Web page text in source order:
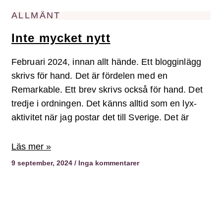
ALLMÄNT
Inte mycket nytt
Februari 2024, innan allt hände. Ett blogginlägg
skrivs för hand. Det är fördelen med en
Remarkable. Ett brev skrivs också för hand. Det
tredje i ordningen. Det känns alltid som en lyx-
aktivitet när jag postar det till Sverige. Det är
Läs mer »
9 september, 2024 Inga kommentarer